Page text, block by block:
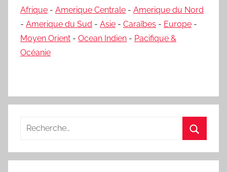
Afrique - Amerique Centrale - Amerique du Nord
- Amerique du Sud - Asie - Caraïbes - Europe -
Moyen Orient - Ocean Indien - Pacifique &
Océanie
Recherche
: